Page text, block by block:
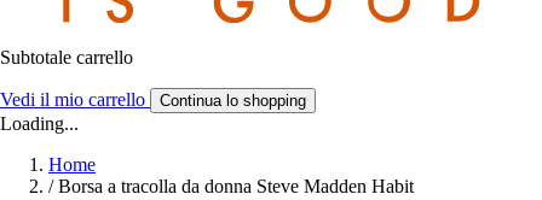
Subtotale carrello
Vedi il mio carrello Continua lo shopping
Loading...
Home
/ Borsa a tracolla da donna Steve Madden Habit